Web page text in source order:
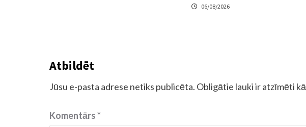
06/08/2026
Atbildēt
Jūsu e-pasta adrese netiks publicēta. Obligātie lauki ir atzīmēti kā
Komentārs*